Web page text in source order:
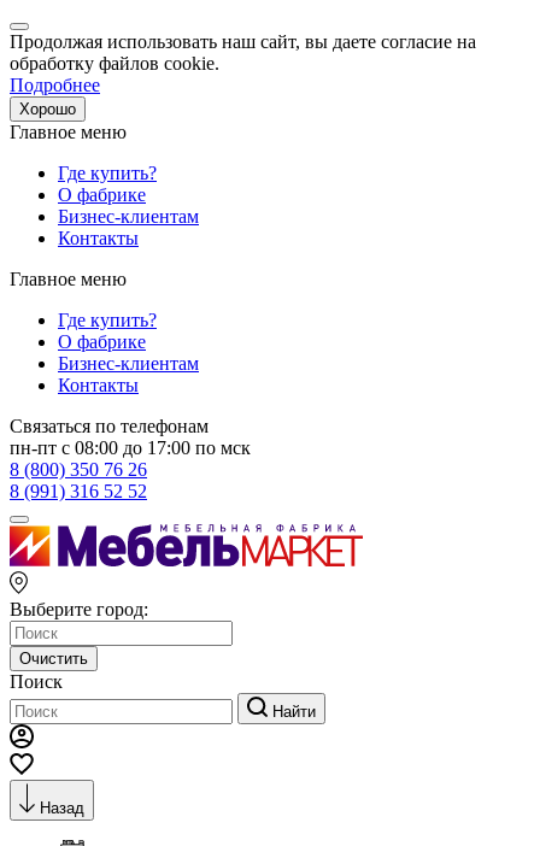
Продолжая использовать наш сайт, вы даете согласие на
обработку файлов cookie.
Подробнее
Хорошо
Главное меню
Где купить?
О фабрике
Бизнес-клиентам
Контакты
Главное меню
Где купить?
О фабрике
Бизнес-клиентам
Контакты
Связаться по телефонам
пн-пт с 08:00 до 17:00 по мск
8 (800) 350 76 26
8 (991) 316 52 52
Выберите город:
Очистить
Поиск
Найти
Назад